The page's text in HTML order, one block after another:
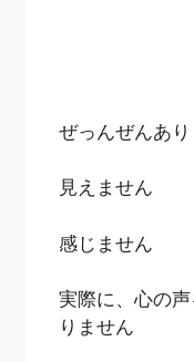
ぜっんぜんあ
見えません
感じません
実際に、心の
りません